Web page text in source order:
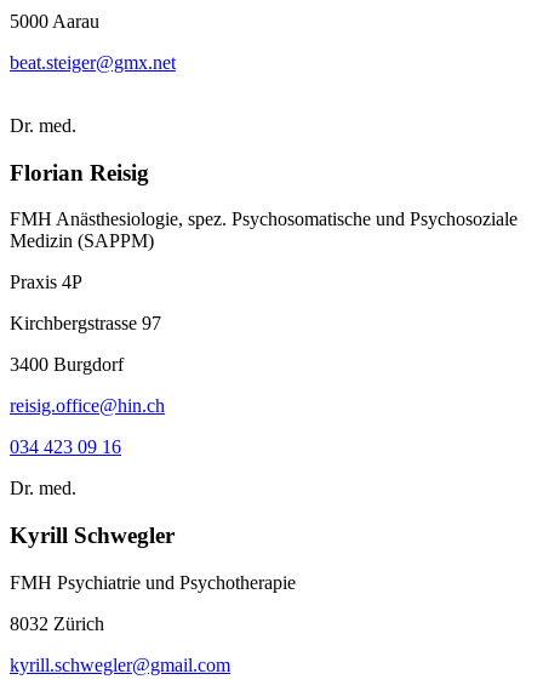
5000 Aarau
beat.steiger@gmx.net
Dr. med.
Florian Reisig
FMH Anästhesiologie, spez. Psychosomatische und Psychosoziale
Medizin (SAPPM)
Praxis 4P
Kirchbergstrasse 97
3400 Burgdorf
reisig.office@hin.ch
034 423 09 16
Dr. med.
Kyrill Schwegler
FMH Psychiatrie und Psychotherapie
8032 Zürich
kyrill.schwegler@gmail.com